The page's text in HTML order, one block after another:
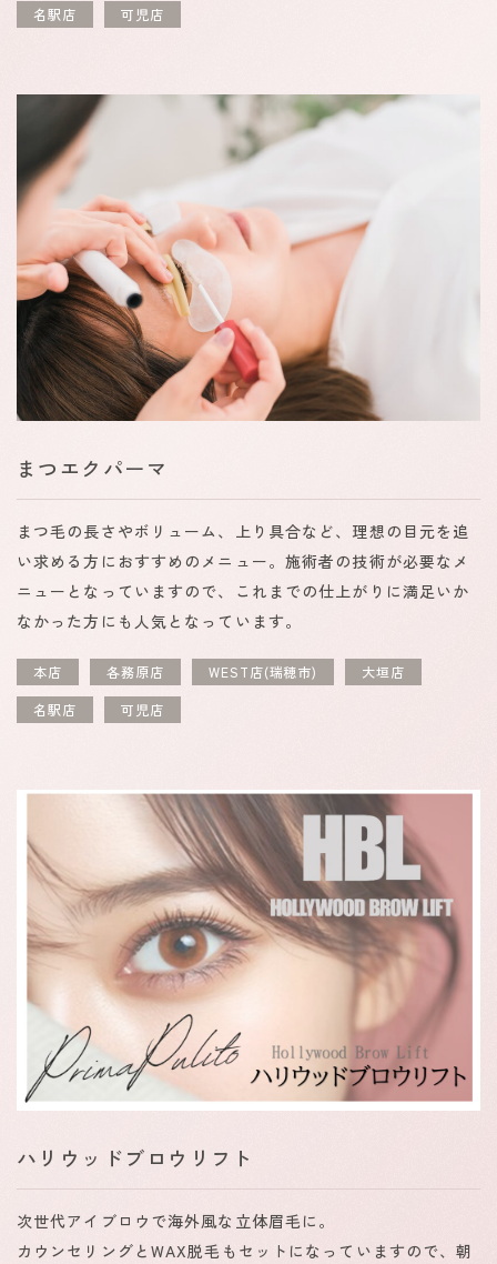
名駅店 可児店
まつエクパーマ
まつ毛の長さやボリューム、上り具合など、理想の目元を追
い求める方におすすめのメニュー。施術者の技術が必要なメ
ニューとなっていますので、これまでの仕上がりに満足いか
なかった方にも人気となっています。
本店 各務原店 WEST店(瑞穂市)
大垣店
名駅店
可児店
ハリウッドブロウリフト
次世代アイブロウで海外風な立体眉毛に。
カウンセリングとWAX脱毛もセットになっていますので、朝